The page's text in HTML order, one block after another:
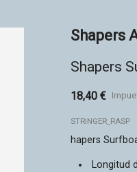
Shapers
Shapers
18,40 €
STRINGER_RASP
hapers
Longitud